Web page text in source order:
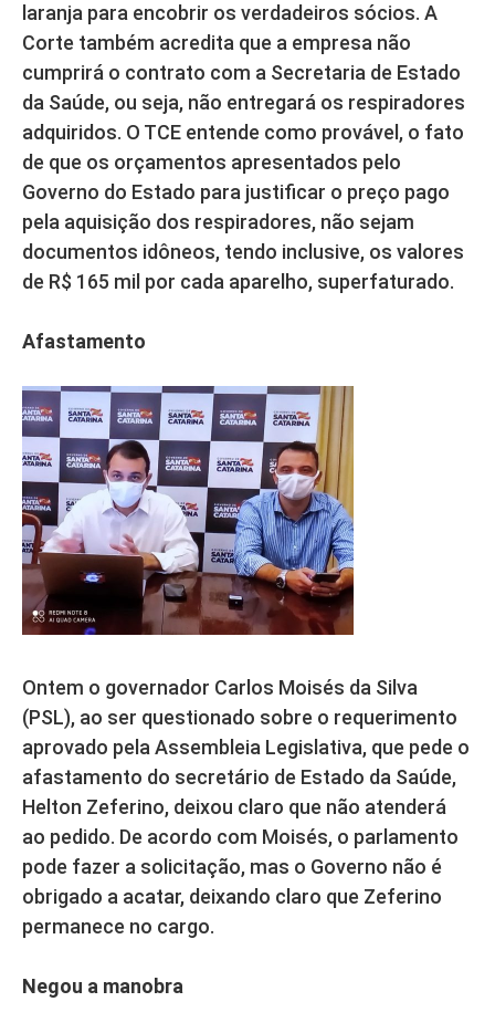
laranja para encobrir os verdadeiros sócios. A
Corte também acredita que a empresa não
cumprirá o contrato com a Secretaria de Estado
da Saúde, ou seja, não entregará os respiradores
adquiridos. O TCE entende como provável, o fato
de que os orçamentos apresentados pelo
Governo do Estado para justificar o preço pago
pela aquisição dos respiradores, não sejam
documentos idôneos, tendo inclusive, os valores
de R$ 165 mil por cada aparelho, superfaturado.
Afastamento
Ontem o governador Carlos Moisés da Silva
(PSL), ao ser questionado sobre o requerimento
aprovado pela Assembleia Legislativa, que pede o
afastamento do secretário de Estado da Saúde,
Helton Zeferino, deixou claro que não atenderá
ao pedido. De acordo com Moisés, o parlamento
pode fazer a solicitação, mas o Governo não é
obrigado a acatar, deixando claro que Zeferino
permanece no cargo.
Negou a manobra